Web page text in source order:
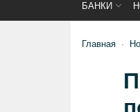
БАНКИ
Главная